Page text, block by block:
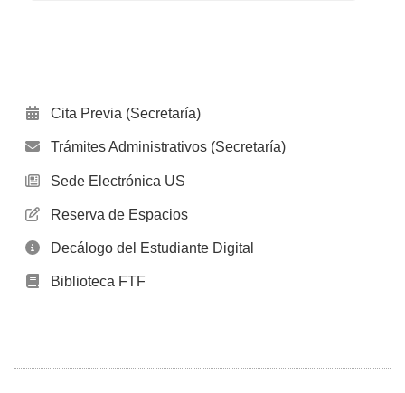
Cita Previa (Secretaría)
Trámites Administrativos (Secretaría)
Sede Electrónica US
Reserva de Espacios
Decálogo del Estudiante Digital
Biblioteca FTF